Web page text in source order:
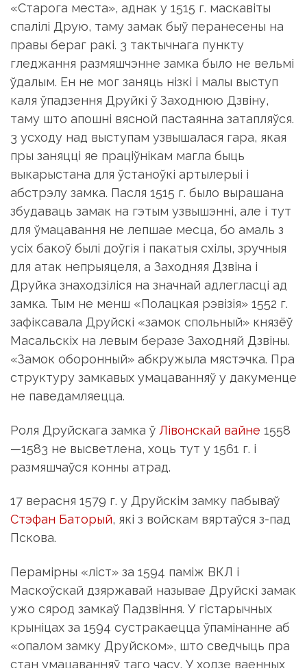
«Старога места», аднак у 1515 г. маскавіты
спалілі Друю, таму замак быў перанесены на
правы бераг ракі. 3 тактычнага пункту
гледжання размяшчэнне замка было не вельмі
ўдалым. Ен не мог заняць нізкі і малы выступ
каля ўпадзення Друйкі ў Заходнюю Дзвіну,
таму што апошні вясной пастаянна затапляўся.
3 усходу над выступам узвышалася гара, якая
пры заняцці яе праціўнікам магла быць
выкарыстана для ўстаноўкі артылерыі і
абстрэлу замка. Пасля 1515 г. было вырашана
збудаваць замак на гэтым узвышэнні, але і тут
для ўмацавання не лепшае месца, бо амаль з
усіх бакоў былі доўгія і пакатыя схілы, зручныя
для атак непрыяцеля, а Заходняя Дзвіна і
Друйка знаходзіліся на значнай адлегласці ад
замка. Тым не менш «Полацкая рэвізія» 1552 г.
зафіксавала Друйскі «замок спольный» князёў
Масальскіх на левым беразе Заходняй Дзвіны.
«Замок оборонный» абкружыла мястэчка. Пра
структуру замкавых умацаванняў у дакуменце
не паведамляецца.
Роля Друйскага замка ў Лівонскай вайне 1558
—1583 не высветлена, хоць тут у 1561 г. і
размяшчаўся конны атрад.
17 верасня 1579 г. у Друйскім замку пабываў
Стэфан Баторый, які з войскам вяртаўся з-пад
Пскова.
Перамірны «ліст» за 1594 паміж ВКЛ і
Маскоўскай дзяржавай называе Друйскі замак
ужо сярод замкаў Падзвіння. У гістарычных
крыніцах за 1594 сустракаецца ўпамінанне аб
«опалом замку Друйском», што сведчыць пра
стан умацаванняў таго часу. У ходзе ваенных